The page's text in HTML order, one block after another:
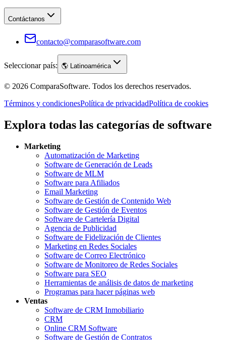
Contáctanos
contacto@comparasoftware.com
Seleccionar país: 🌎 Latinoamérica
© 2026 ComparaSoftware. Todos los derechos reservados.
Términos y condicionesPolítica de privacidadPolítica de cookies
Explora todas las categorías de software
Marketing
Automatización de Marketing
Software de Generación de Leads
Software de MLM
Software para Afiliados
Email Marketing
Software de Gestión de Contenido Web
Software de Gestión de Eventos
Software de Cartelería Digital
Agencia de Publicidad
Software de Fidelización de Clientes
Marketing en Redes Sociales
Software de Correo Electrónico
Software de Monitoreo de Redes Sociales
Software para SEO
Herramientas de análisis de datos de marketing
Programas para hacer páginas web
Ventas
Software de CRM Inmobiliario
CRM
Online CRM Software
Software de Gestión de Contratos